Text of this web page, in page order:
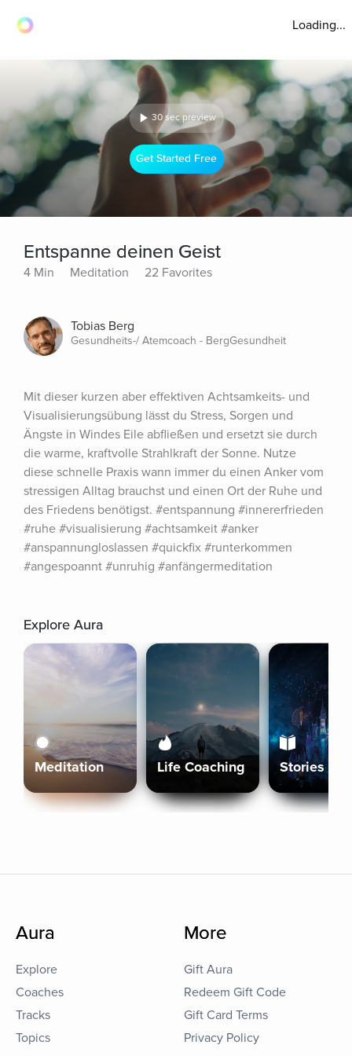
Loading...
30 sec preview
Get Started Free
Entspanne deinen Geist
4 Min Meditation 22 Favorites
Tobias Berg
Gesundheits-/ Atemcoach - BergGesundheit
Mit dieser kurzen aber effektiven Achtsamkeits- und
Visualisierungsübung lässt du Stress, Sorgen und
Ängste in Windes Eile abfließen und ersetzt sie durch
die warme, kraftvolle Strahlkraft der Sonne. Nutze
diese schnelle Praxis wann immer du einen Anker vom
stressigen Alltag brauchst und einen Ort der Ruhe und
des Friedens benötigst. #entspannung #innererfrieden
#ruhe #visualisierung #achtsamkeit #anker
#anspannungloslassen #quickfix #runterkommen
#angespoannt #unruhig #anfängermeditation
Explore Aura
Meditation Life Coaching Stories
Aura
Explore
Coaches
Tracks
Topics
More
Gift Aura
Redeem Gift Code
Gift Card Terms
Privacy Policy